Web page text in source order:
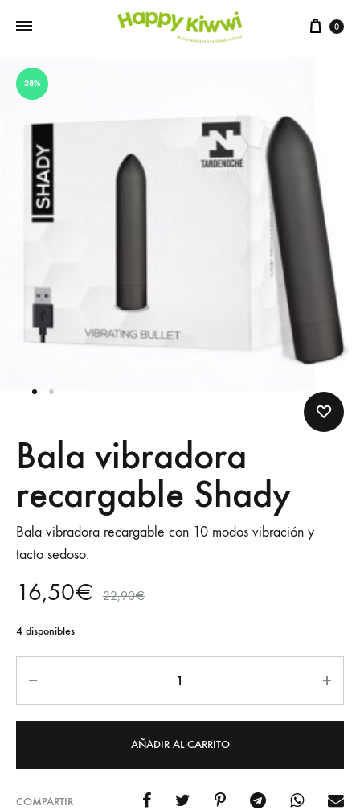
0
28%
Bala vibradora
recargable Shady
Bala vibradora recargable con 10 modos vibración y
tacto sedoso.
16,50€ 22,90€
4 disponibles
AÑADIR AL CARRITO
COMPARTIR